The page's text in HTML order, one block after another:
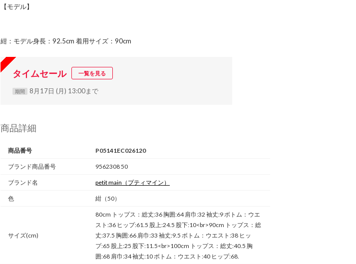
【モデル】
紺：モデル身長：92.5cm 着用サイズ：90cm
タイムセール 一覧を見る
期間 8月17日 (月) 13:00まで
商品詳細
商品番号 P05141EC026120
ブランド商品番号 9562308 50
ブランド名 petit main （プティマイン）
色 紺（50）
サイズ(cm)
80cm トップス：総丈:36 胸囲:64 肩巾:32 袖丈:9 ボトム：ウエ
スト:36 ヒップ:61.5 股上:24.5 股下:10<br>90cm トップス：総
丈:37.5 胸囲:66 肩巾:33 袖丈:9.5 ボトム：ウエスト:38 ヒッ
プ:65 股上:25 股下:11.5<br>100cm トップス：総丈:40.5 胸
囲:68 肩巾:34 袖丈:10 ボトム：ウエスト:40 ヒップ:68.